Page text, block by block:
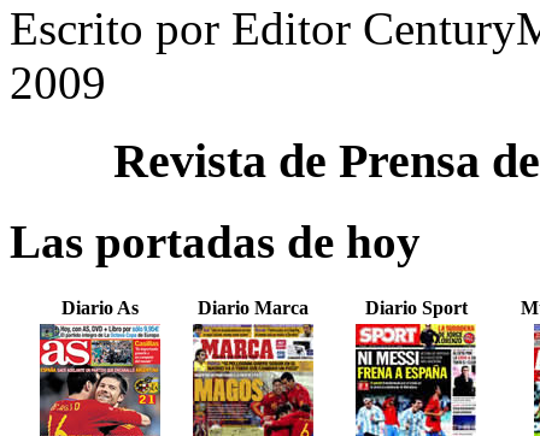
Escrito por Editor
2009
Revista de Prensa
Las portadas de hoy
Diario As Diario Marca Diario Sport